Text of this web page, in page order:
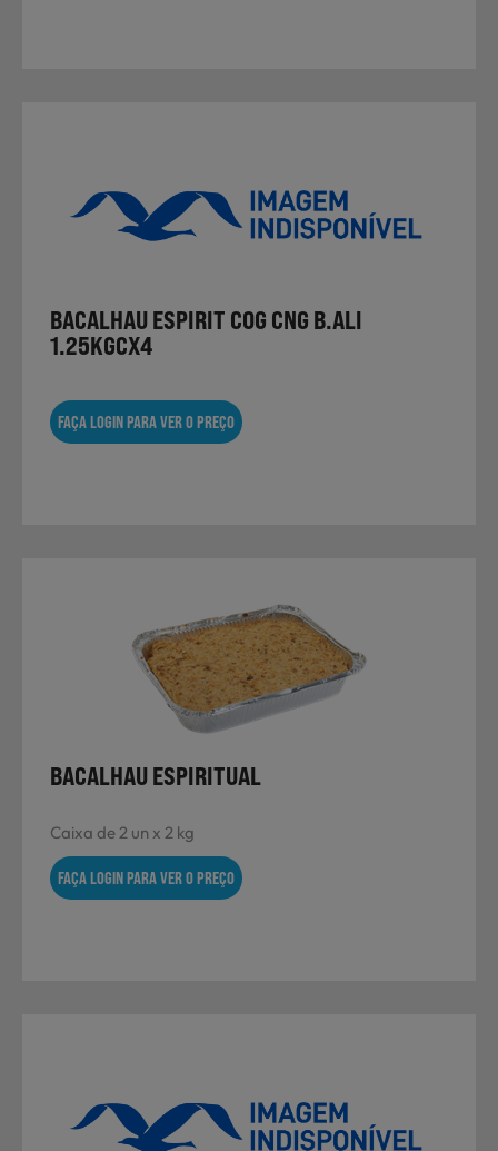
BACALHAU ESPIRIT COG CNG B.ALI
1.25KGCX4
FAÇA LOGIN PARA VER O PREÇO
BACALHAU ESPIRITUAL
Caixa de 2 un x 2 kg
FAÇA LOGIN PARA VER O PREÇO